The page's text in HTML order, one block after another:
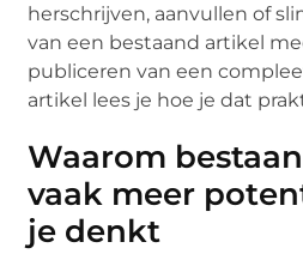
herschrijven, aanvullen of
van een bestaand artikel
publiceren van een
artikel lees je hoe je dat
Waarom
vaak meer
je denkt